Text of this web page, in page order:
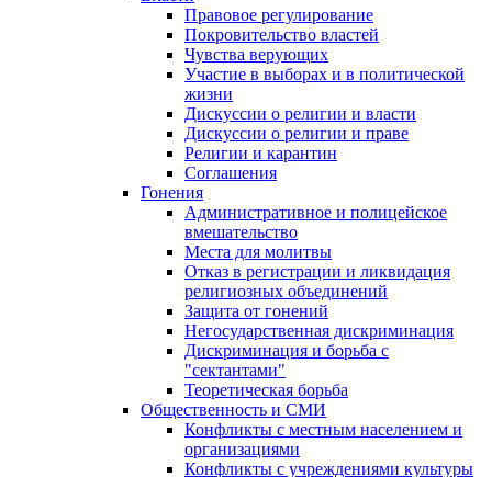
Правовое регулирование
Покровительство властей
Чувства верующих
Участие в выборах и в политической
жизни
Дискуссии о религии и власти
Дискуссии о религии и праве
Религии и карантин
Соглашения
Гонения
Административное и полицейское
вмешательство
Места для молитвы
Отказ в регистрации и ликвидация
религиозных объединений
Защита от гонений
Негосударственная дискриминация
Дискриминация и борьба с
"сектантами"
Теоретическая борьба
Общественность и СМИ
Конфликты с местным населением и
организациями
Конфликты с учреждениями культуры